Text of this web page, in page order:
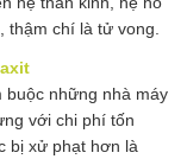
thậm chí là tử vong.
những nhà máy
với chi phí tốn
bị xử phạt hơn là